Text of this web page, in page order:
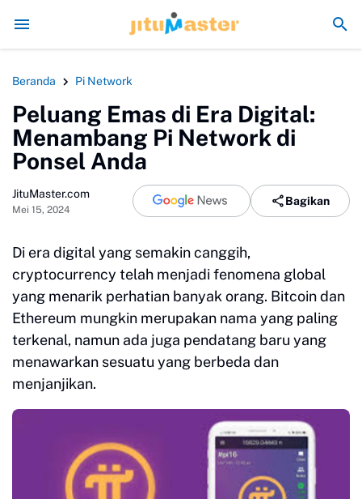
Era Jokowi seperti Sengaja Rusak Alam Sumatra Energi Politik
Beranda Pi Network
Peluang Emas di Era Digital:
Menambang Pi Network di
Ponsel Anda
JituMaster.com
Mei 15, 2024
Bagikan
Di era digital yang semakin canggih,
cryptocurrency telah menjadi fenomena global
yang menarik perhatian banyak orang. Bitcoin dan
Ethereum mungkin merupakan nama yang paling
terkenal, namun ada juga pendatang baru yang
menawarkan sesuatu yang berbeda dan
menjanjikan.